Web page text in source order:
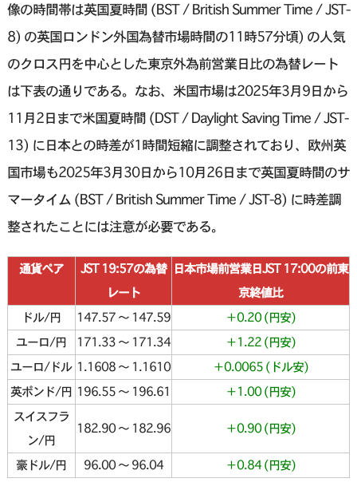
像の時間帯は英国夏時間 (BST / British Summer Time / JST-
8) の英国ロンドン外国為替市場時間の11時57分頃) の人気
のクロス円を中心とした東京外為前営業日比の為替レート
は下表の通りである。なお、米国市場は2025年3月9日から
11月2日まで米国夏時間 (DST / Daylight Saving Time / JST-
13) に日本との時差が1時間短縮に調整されており、欧州英
国市場も2025年3月30日から10月26日まで英国夏時間のサ
マータイム (BST / British Summer Time / JST-8) に時差調
整されたことには注意が必要である。
通貨ペア
JST 19:57の為替
レート
日本市場前営業日JST 17:00の前東
京終値比
ドル/円
147.57 〜 147.59
＋0.20 (円安)
ユーロ/円
171.33 〜 171.34
＋1.22 (円安)
ユーロ/ドル 1.1608 〜 1.1610
＋0.0065 (ドル安)
英ポンド/円 196.55 〜 196.61
＋1.00 (円安)
スイスフラ
ン/円
182.90 〜 182.96 ＋0.90 (円安)
豪ドル/円 96.00 〜 96.04 ＋0.84 (円安)